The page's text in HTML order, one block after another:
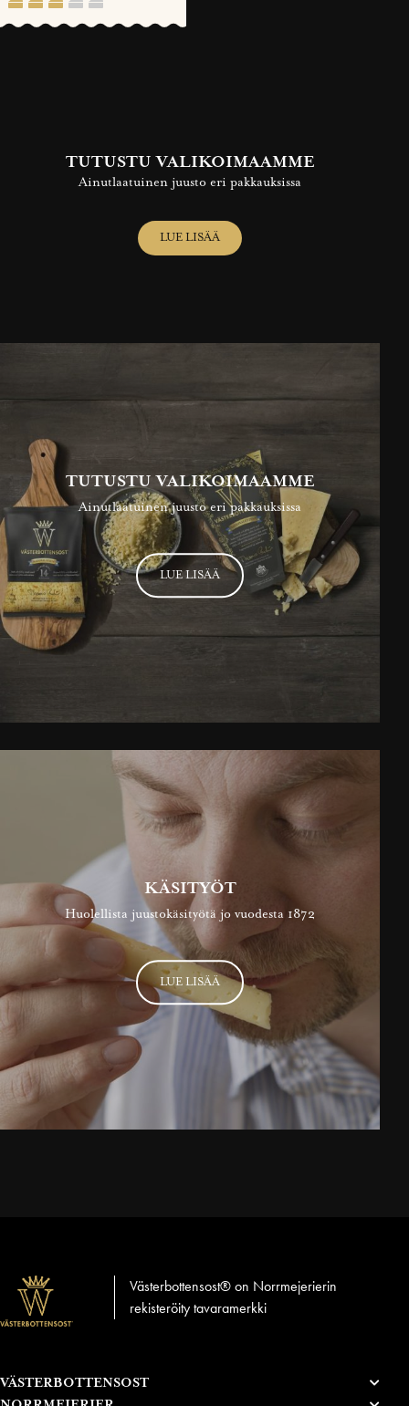
TUTUSTU VALIKOIMAAMME
Ainutlaatuinen juusto eri pakkauksissa
LUE LISÄÄ
TUTUSTU VALIKOIMAAMME
Ainutlaatuinen juusto eri pakkauksissa
LUE LISÄÄ
KÄSITYÖT
Huolellista juustokäsityötä jo vuodesta 1872
LUE LISÄÄ
VÄSTERBOTTENSOST
Västerbottensost® on Norrmejerierin
rekisteröity tavaramerkki